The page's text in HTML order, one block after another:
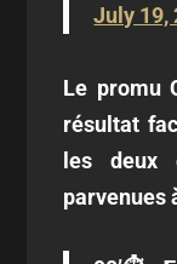
July 19,
Le promu
résultat
les deux
parvenues